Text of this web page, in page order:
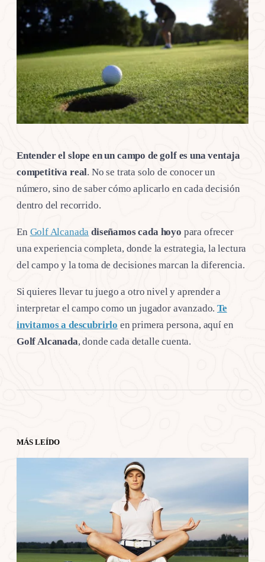
Entender el slope en un campo de golf es una ventaja
competitiva real. No se trata solo de conocer un
número, sino de saber cómo aplicarlo en cada decisión
dentro del recorrido.
En Golf Alcanada diseñamos cada hoyo para ofrecer
una experiencia completa, donde la estrategia, la lectura
del campo y la toma de decisiones marcan la diferencia.
Si quieres llevar tu juego a otro nivel y aprender a
interpretar el campo como un jugador avanzado.Te
invitamos a descubrirlo en primera persona, aquí en
Golf Alcanada, donde cada detalle cuenta.
MÁS LEÍDO